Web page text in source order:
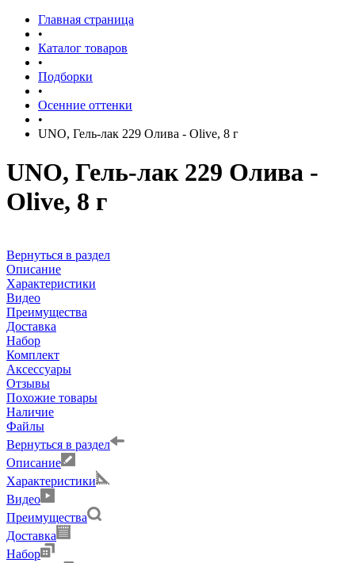
Главная страница
•
Каталог товаров
•
Подборки
•
Осенние оттенки
•
UNO, Гель-лак 229 Олива - Olive, 8 г
UNO, Гель-лак 229 Олива -
Olive, 8 г
Вернуться в раздел
Описание
Характеристики
Видео
Преимущества
Доставка
Набор
Комплект
Аксессуары
Отзывы
Похожие товары
Наличие
Файлы
Вернуться в раздел
Описание
Характеристики
Видео
Преимущества
Доставка
Набор